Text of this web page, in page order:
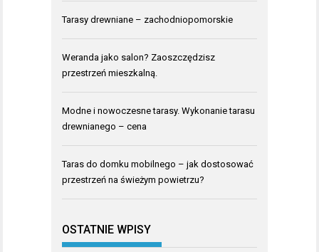
Tarasy drewniane – zachodniopomorskie
Weranda jako salon? Zaoszczędzisz
przestrzeń mieszkalną.
Modne i nowoczesne tarasy. Wykonanie tarasu
drewnianego – cena
Taras do domku mobilnego – jak dostosować
przestrzeń na świeżym powietrzu?
OSTATNIE WPISY